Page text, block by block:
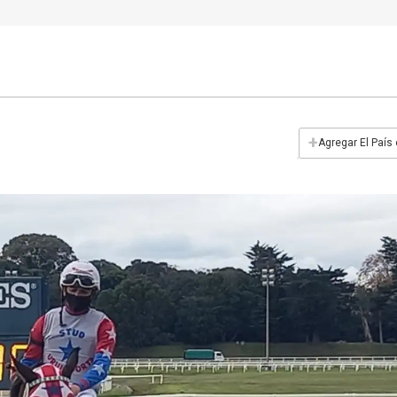
+Agregar El País